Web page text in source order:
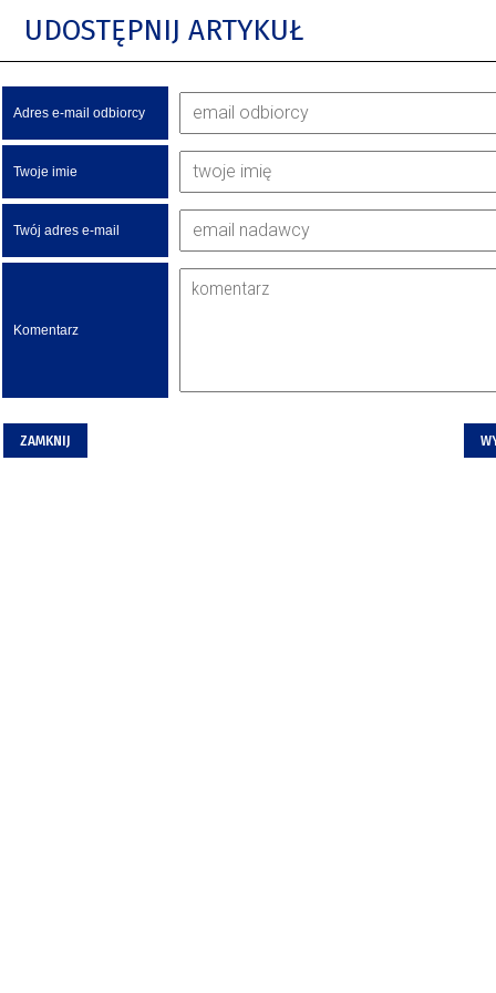
UDOSTĘPNIJ ARTYKUŁ
Adres e-mail odbiorcy
Twoje imie
Twój adres e-mail
Komentarz